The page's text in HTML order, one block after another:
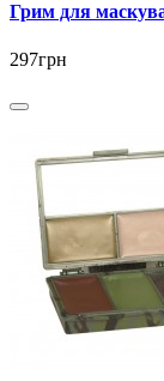
Грим для
297грн